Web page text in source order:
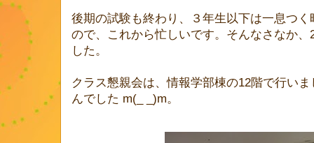
後期の試験も終わり、３年生以下は一息つ
ので、これから忙しいです。そんなさなか
した。
クラス懇親会は、情報学部棟の12階で行い
んでした m(_ _)m。